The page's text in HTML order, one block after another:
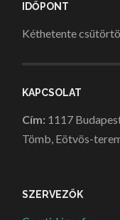
IDŐPONT
Kéthetente
KAPCSOLAT
Cím: 1117
Tömb, Eötvös-
SZERVEZŐK